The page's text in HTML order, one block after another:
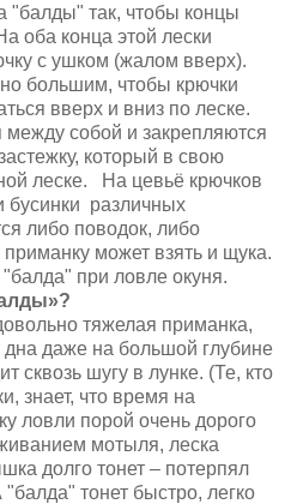
"балды" так, чтобы концы
оба конца этой лески
с ушком (жалом вверх).
большим, чтобы крючки
вверх и вниз по леске.
собой и закрепляются
который в свою
леске. На цевьё крючков
бусинки различных
либо поводок, либо
может взять и щука.
при ловле окуня.
тяжелая приманка,
дна даже на большой глубине
сквозь шугу в лунке. (Те, кто
знает, что время на
ловли порой очень дорого
мотыля, леска
долго тонет – потерпял
тонет быстро, легко